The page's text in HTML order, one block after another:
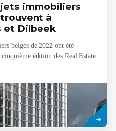
immobiliers
à
et Dilbeek
belges de 2022 ont été
édition des Real Estate
Savoir
plus